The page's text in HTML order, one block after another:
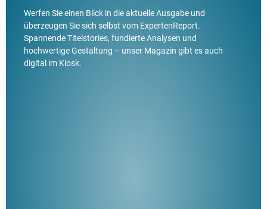
Werfen Sie einen Blick in die aktuelle Ausgabe und
überzeugen Sie sich selbst vom ExpertenReport.
Spannende Titelstories, fundierte Analysen und
hochwertige Gestaltung – unser Magazin gibt es auch
digital im Kiosk.